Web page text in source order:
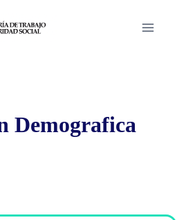
Demografica